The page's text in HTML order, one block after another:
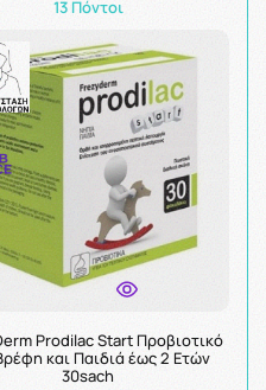
13 Πόντοι
Prodilac Start Προβιοτικό
και Παιδιά έως 2 Ετών
30sach